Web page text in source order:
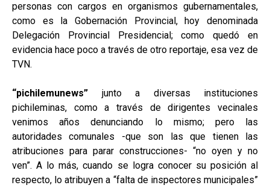
personas con cargos en organismos gubernamentales,
como es la Gobernación Provincial, hoy denominada
Delegación Provincial Presidencial; como quedó en
evidencia hace poco a través de otro reportaje, esa vez de
TVN.
“pichilemunews” junto a diversas instituciones
pichileminas, como a través de dirigentes vecinales
venimos años denunciando lo mismo; pero las
autoridades comunales -que son las que tienen las
atribuciones para parar construcciones- “no oyen y no
ven”. A lo más, cuando se logra conocer su posición al
respecto, lo atribuyen a “falta de inspectores municipales”